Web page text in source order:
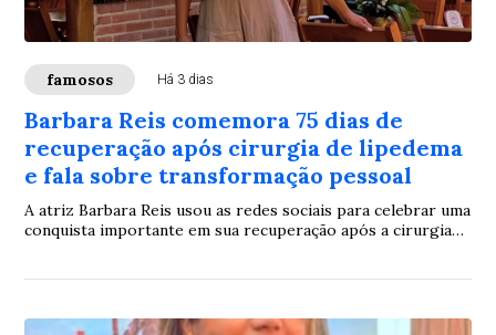
famosos Há 3 dias
Barbara Reis comemora 75 dias de
recuperação após cirurgia de lipedema
e fala sobre transformação pessoal
A atriz Barbara Reis usou as redes sociais para celebrar uma
conquista importante em sua recuperação após a cirurgia